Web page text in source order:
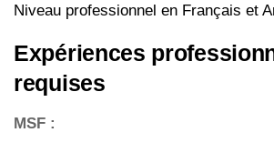
Niveau professionnel en Français et
Expériences
requises
MSF :